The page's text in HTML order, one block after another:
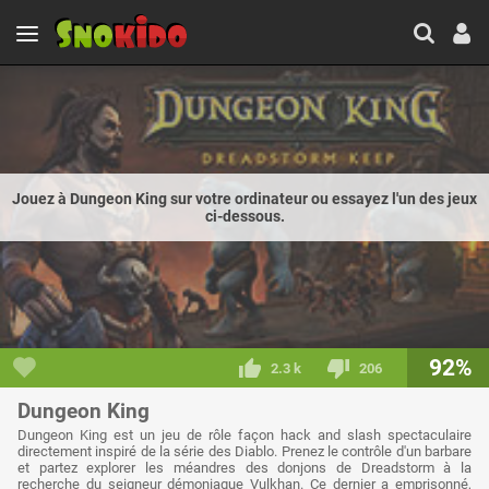
Jouez à Dungeon King sur votre ordinateur ou essayez l'un des jeux
ci-dessous.
2.3 k 206 92%
Dungeon King
Dungeon King est un jeu de rôle façon hack and slash spectaculaire
directement inspiré de la série des Diablo. Prenez le contrôle d'un barbare
et partez explorer les méandres des donjons de Dreadstorm à la
recherche du seigneur démoniaque Vulkhan. Ce dernier a emprisonné,